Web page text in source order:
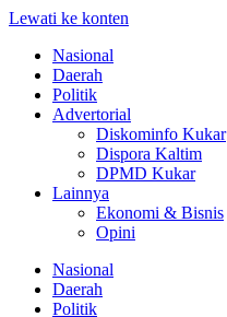
Lewati ke konten
Nasional
Daerah
Politik
Advertorial
Diskominfo Kukar
Dispora Kaltim
DPMD Kukar
Lainnya
Ekonomi & Bisnis
Opini
Nasional
Daerah
Politik